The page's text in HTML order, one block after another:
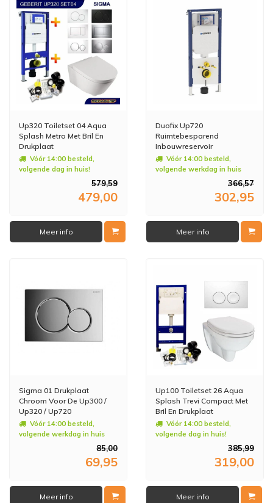
Up320 Toiletset 04 Aqua
Splash Metro Met Bril En
Drukplaat
Vóór 14:00 besteld,
volgende dag in huis!
579,59
479,00
Meer info
Duofix Up720
Ruimtebesparend
Inbouwreservoir
Vóór 14:00 besteld,
volgende werkdag in huis
366,57
302,95
Meer info
Sigma 01 Drukplaat
Chroom Voor De Up300 /
Up320 / Up720
Vóór 14:00 besteld,
volgende werkdag in huis
85,00
69,95
Meer info
Up100 Toiletset 26 Aqua
Splash Trevi Compact Met
Bril En Drukplaat
Vóór 14:00 besteld,
volgende dag in huis!
385,99
319,00
Meer info